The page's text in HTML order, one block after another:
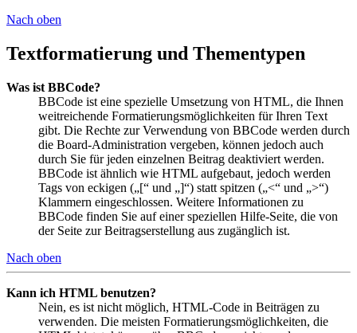
Nach oben
Textformatierung und Thementypen
Was ist BBCode?
BBCode ist eine spezielle Umsetzung von HTML, die Ihnen
weitreichende Formatierungsmöglichkeiten für Ihren Text
gibt. Die Rechte zur Verwendung von BBCode werden durch
die Board-Administration vergeben, können jedoch auch
durch Sie für jeden einzelnen Beitrag deaktiviert werden.
BBCode ist ähnlich wie HTML aufgebaut, jedoch werden
Tags von eckigen („[“ und „]“) statt spitzen („<“ und „>“)
Klammern eingeschlossen. Weitere Informationen zu
BBCode finden Sie auf einer speziellen Hilfe-Seite, die von
der Seite zur Beitragserstellung aus zugänglich ist.
Nach oben
Kann ich HTML benutzen?
Nein, es ist nicht möglich, HTML-Code in Beiträgen zu
verwenden. Die meisten Formatierungsmöglichkeiten, die